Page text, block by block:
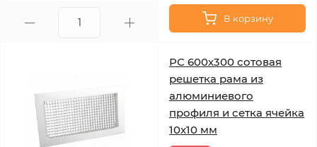
В корзину
РС 600х300 сотовая
решетка рама из
алюминиевого
профиля и сетка ячейка
10x10 мм